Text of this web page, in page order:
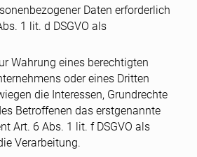
Daten erforderlich
1 lit. d DSGVO als
Wahrung eines berechtigten
oder eines Dritten
die Interessen, Grundrechte
Betroffenen das erstgenannte
Art. 6 Abs. 1 lit. f DSGVO als
Verarbeitung.